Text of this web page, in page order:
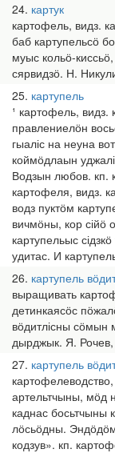
24 картук
картофель, видз.
баб картупельсӧ
муыс кольӧ-
сярвидзӧ. Н.
25 картупель
¹ картофель, видз.
правлениелӧн
гыаліс на неуна
коймӧдлаын
Водзын любов. кп.
картофеля, видз.
водз пуктӧм
вичмӧны, кор
картупельыс
удитас. И
26 картупель
выращивать
детинкаясӧс
вӧдитлісны сӧмын
дырджык. Я. Рочев,
27 картупель
артельтчыны, мӧд
каднас босьтчыны
лӧсьӧдны.
кодзув». кп.